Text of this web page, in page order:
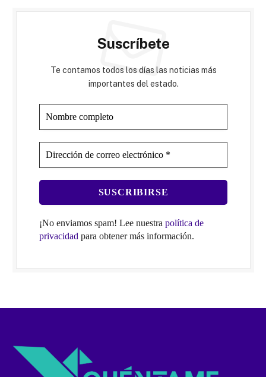
Suscríbete
Te contamos todos los días las noticias más
importantes del estado.
¡No enviamos spam! Lee nuestra política de
privacidad para obtener más información.